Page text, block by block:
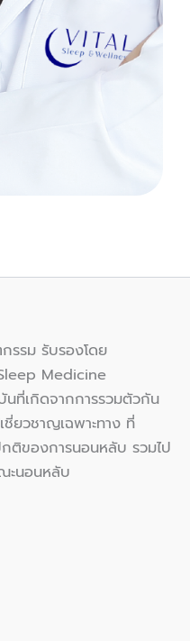
รรม รับรองโดย
Medicine
ที่เกิดจากการรวมตัวกัน
ยวชาญเฉพาะทาง ที่
ติของการนอนหลับ รวมไป
ะนอนหลับ